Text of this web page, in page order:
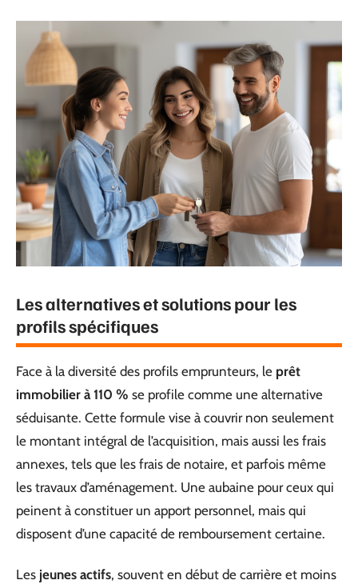
Les alternatives et solutions pour les
profils spécifiques
Face à la diversité des profils emprunteurs, le prêt
immobilier à 110 % se profile comme une alternative
séduisante. Cette formule vise à couvrir non seulement
le montant intégral de l’acquisition, mais aussi les frais
annexes, tels que les frais de notaire, et parfois même
les travaux d’aménagement. Une aubaine pour ceux qui
peinent à constituer un apport personnel, mais qui
disposent d’une capacité de remboursement certaine.
Les jeunes actifs, souvent en début de carrière et moins